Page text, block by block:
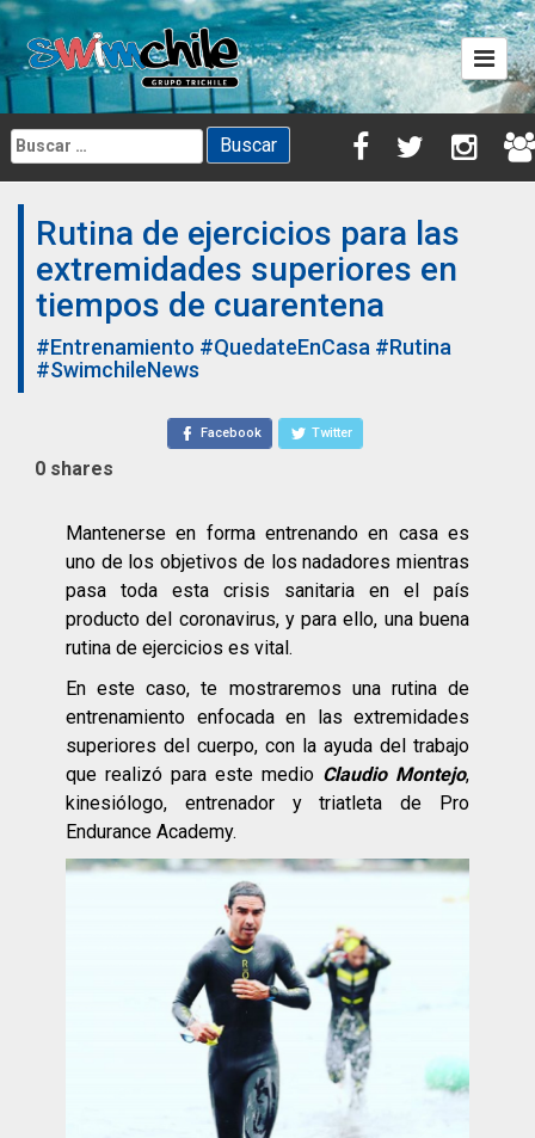
Skip
content
Buscar:
Rutina de ejercicios para las
extremidades superiores en
tiempos de cuarentena
#Entrenamiento #QuedateEnCasa #Rutina
#SwimchileNews
Facebook Twitter
0 shares
Mantenerse en forma entrenando en casa es
uno de los objetivos de los nadadores mientras
pasa toda esta crisis sanitaria en el país
producto del coronavirus, y para ello, una buena
rutina de ejercicios es vital.
En este caso, te mostraremos una rutina de
entrenamiento enfocada en las extremidades
superiores del cuerpo, con la ayuda del trabajo
que realizó para este medio Claudio Montejo,
kinesiólogo, entrenador y triatleta de Pro
Endurance Academy.